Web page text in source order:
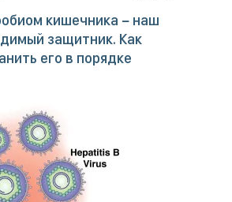
кишечника − наш
защитник. Как
его в порядке